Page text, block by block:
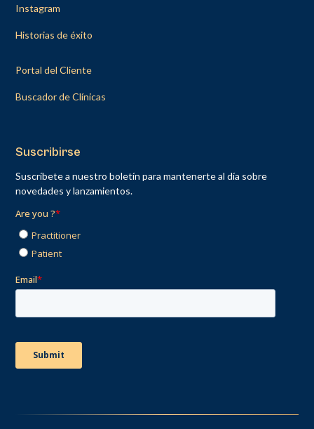
Instagram
Historias de éxito
Portal del Cliente
Buscador de Clínicas
Suscribirse
Suscríbete a nuestro boletín para mantenerte al día sobre
novedades y lanzamientos.